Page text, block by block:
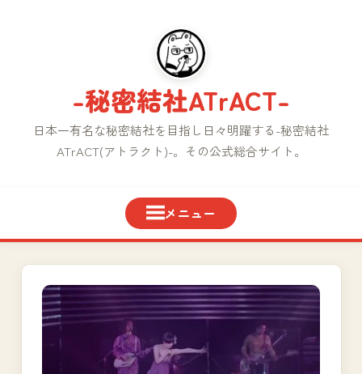
-秘密結社ATrACT-
日本一有名な秘密結社を目指し日々明躍する-秘密結社
ATrACT(アトラクト)-。その公式総合サイト。